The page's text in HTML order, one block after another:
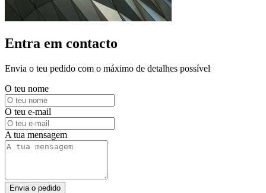
Entra em contacto
Envia o teu pedido com o máximo de detalhes possível
O teu nome
O teu e-mail
A tua mensagem
Envia o pedido